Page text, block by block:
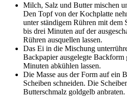
Milch, Salz und Butter mischen
Den Topf von der Kochplatte
unter ständigem Rühren mit dem
bis drei Minuten auf der
Rühren ausquellen lassen.
Das Ei in die Mischung
Backpapier ausgelegte Backform
Minuten abkühlen lassen.
Die Masse aus der Form auf ein
Scheiben schneiden. Die
Butterschmalz goldgelb anbraten.